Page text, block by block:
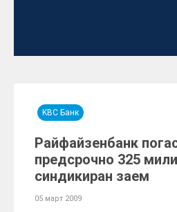
KBC Банк
Райфайзенбанк
предсрочно 325
синдикиран заем
05 март 2009